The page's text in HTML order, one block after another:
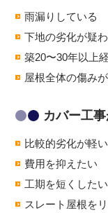
雨漏りしている
下地の劣化が疑
築20〜30年以上
屋根全体の傷み
カバー工
比較的劣化が軽い
費用を抑えたい
工期を短くしたい
スレート屋根を